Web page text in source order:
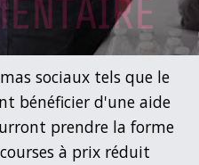
sociaux tels que le
bénéficier d'une aide
prendre la forme
à prix réduit